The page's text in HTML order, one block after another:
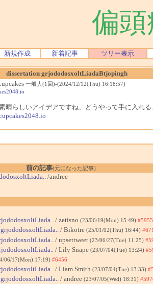
偏
新規作成 新着記事 ツリー表示
dissertation grjododosxoltLiadaBtjopingh
一般人(1回)-(2024/12/12(Thu) 16:18:57)
晴らしいアイデアですね、どうやって手に入れ
前の記事(元になった記事)
/andree
/ zetisno (23/06/19(Mon) 15:49) #5955
/ Bikotre (25/01/02(Thu) 16:44)
/ upsettweet (23/06/27(Tue) 11:25)
/ Lily Snape (23/07/04(Tue) 13:24)
06/17(Mon) 17:19) #6456
/ Liam Smith (23/07/04(Tue) 13:33)
/ andree (23/07/05(Wed) 18:31)